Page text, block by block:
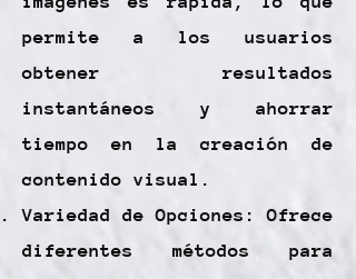
permite a los usuarios
obtener resultados
instantáneos y ahorrar
tiempo en la creación de
contenido visual.
Variedad de Opciones: Ofrece
diferentes métodos para